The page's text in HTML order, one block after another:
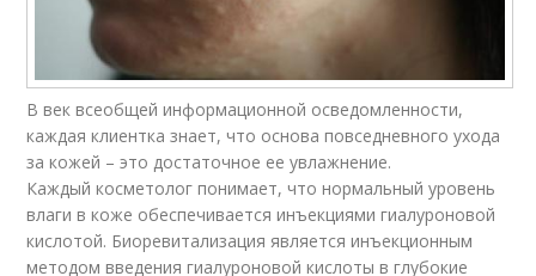
В век всеобщей информационной осведомленности,
каждая клиентка знает, что основа повседневного ухода
за кожей – это достаточное ее увлажнение.
Каждый косметолог понимает, что нормальный уровень
влаги в коже обеспечивается инъекциями гиалуроновой
кислотой. Биоревитализация является инъекционным
методом введения гиалуроновой кислоты в глубокие